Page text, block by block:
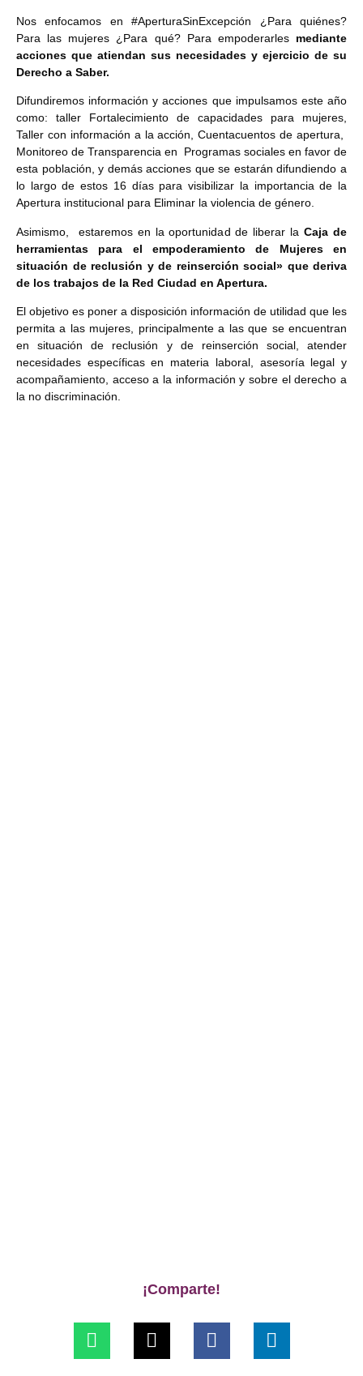
Nos enfocamos en #AperturaSinExcepción ¿Para quiénes?
Para las mujeres ¿Para qué? Para empoderarles mediante
acciones que atiendan sus necesidades y ejercicio de su
Derecho a Saber.
Difundiremos información y acciones que impulsamos este año
como: taller Fortalecimiento de capacidades para mujeres,
Taller con información a la acción, Cuentacuentos de apertura,
Monitoreo de Transparencia en Programas sociales en favor de
esta población, y demás acciones que se estarán difundiendo a
lo largo de estos 16 días para visibilizar la importancia de la
Apertura institucional para Eliminar la violencia de género.
Asimismo, estaremos en la oportunidad de liberar laCaja de
herramientas para el empoderamiento de Mujeres en
situación de reclusión y de reinserción social» que deriva
de los trabajos de la Red Ciudad en Apertura.
El objetivo es poner a disposición información de utilidad que les
permita a las mujeres, principalmente a las que se encuentran
en situación de reclusión y de reinserción social, atender
necesidades específicas en materia laboral, asesoría legal y
acompañamiento, acceso a la información y sobre el derecho a
la no discriminación.
¡Comparte!